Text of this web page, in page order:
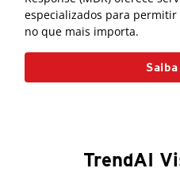
especializados para
no que mais importa.
TrendAI